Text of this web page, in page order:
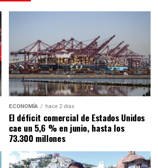
ECONOMÍA hace 2 días
El déficit comercial de Estados Unidos
cae un 5,6 % en junio, hasta los
73.300 millones